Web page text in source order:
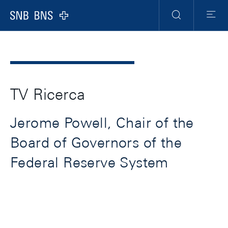
Logo
Navigation
Ricerca Menu
TV Ricerca
Jerome Powell, Chair of the
Board of Governors of the
Federal Reserve System